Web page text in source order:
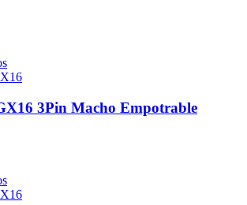
3Pin Macho Empotrable